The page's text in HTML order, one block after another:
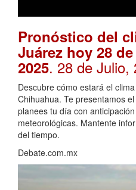
Pronóstico del
Juárez hoy 28
2025. 28 de Julio,
Descubre cómo estará el
Chihuahua. Te presentamos
planees tu día con
meteorológicas. Mantente
del tiempo.
Debate.com.mx